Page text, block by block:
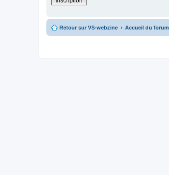
Retour sur VS-webzine Accueil du forum